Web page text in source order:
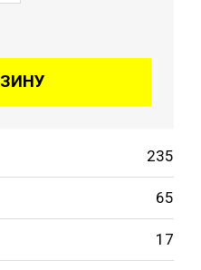
235
65
17